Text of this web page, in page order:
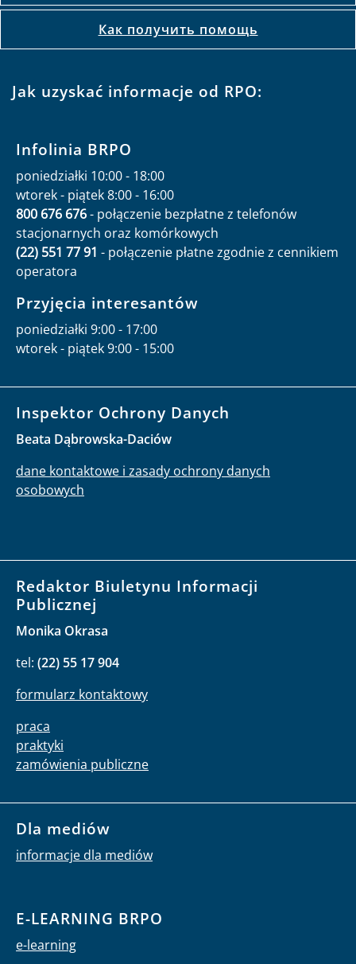
Как получить помощь
Jak uzyskać informacje od RPO:
Infolinia BRPO
poniedziałki 10:00 - 18:00
wtorek - piątek 8:00 - 16:00
800 676 676- połączenie bezpłatne z telefonów
stacjonarnych oraz komórkowych
(22) 551 77 91 - połączenie płatne zgodnie z cennikiem
operatora
Przyjęcia interesantów
poniedziałki 9:00 - 17:00
wtorek - piątek 9:00 - 15:00
Inspektor Ochrony Danych
Beata Dąbrowska-Daciów
dane kontaktowe i zasady ochrony danych
osobowych
Redaktor Biuletynu Informacji
Publicznej
Monika Okrasa
tel: (22) 55 17 904
formularz kontaktowy
praca
praktyki
zamówienia publiczne
Dla mediów
informacje dla mediów
E-LEARNING BRPO
e-learning